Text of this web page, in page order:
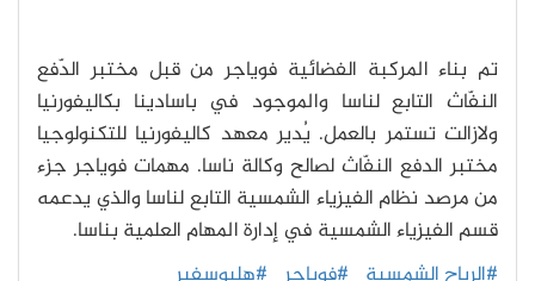
تم بناء المركبة الفضائية فوياجر من قبل مختبر الدّفع
النفّاث التابع لناسا والموجود في باسادينا بكاليفورنيا
ولازالت تستمر بالعمل. يُدير معهد كاليفورنيا للتكنولوجيا
مختبر الدفع النفّاث لصالح وكالة ناسا. مهمات فوياجر جزء
من مرصد نظام الفيزياء الشمسية التابع لناسا والذي يدعمه
قسم الفيزياء الشمسية في إدارة المهام العلمية بناسا.